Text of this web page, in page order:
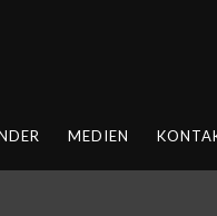
MEDIEN